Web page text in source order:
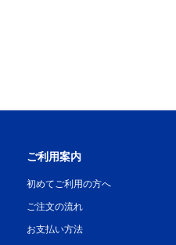
ご利用案内
初めてご利用の方へ
ご注文の流れ
お支払い方法